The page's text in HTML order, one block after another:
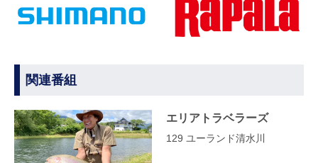
関連番組
エリアトラベラーズ
129 ユーランド清水川